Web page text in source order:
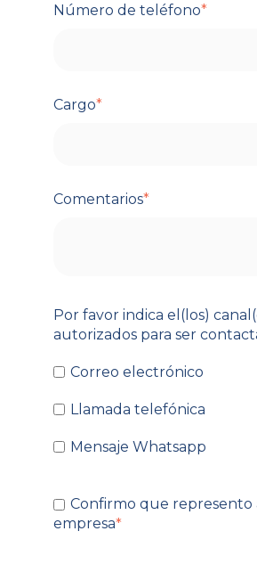
Número de teléfono*
Cargo*
Comentarios*
Por favor indica el(los)
autorizados para ser
Correo electrónico
Llamada telefónica
Mensaje Whatsapp
Confirmo que represento
empresa*